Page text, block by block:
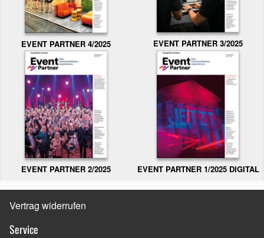
EVENT PARTNER 4/2025 EVENT PARTNER 3/2025
EVENT PARTNER 2/2025 EVENT PARTNER 1/2025 DIGITAL
Vertrag widerrufen
Service